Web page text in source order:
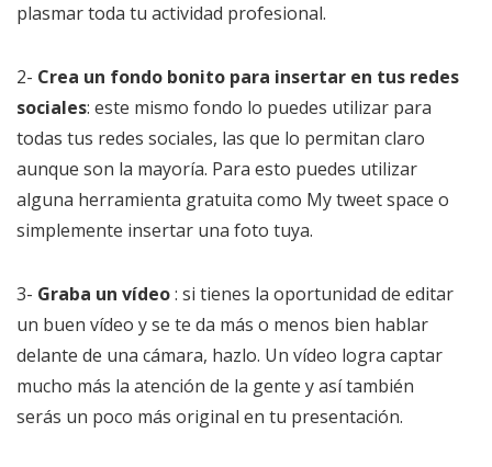
plasmar toda tu actividad profesional.
2- Crea un fondo bonito para insertar en tus redes
sociales: este mismo fondo lo puedes utilizar para
todas tus redes sociales, las que lo permitan claro
aunque son la mayoría. Para esto puedes utilizar
alguna herramienta gratuita como My tweet space o
simplemente insertar una foto tuya.
3- Graba un vídeo: si tienes la oportunidad de editar
un buen vídeo y se te da más o menos bien hablar
delante de una cámara, hazlo. Un vídeo logra captar
mucho más la atención de la gente y así también
serás un poco más original en tu presentación.